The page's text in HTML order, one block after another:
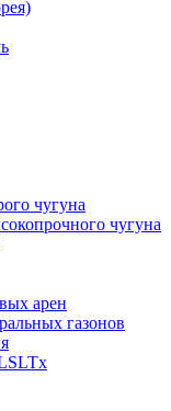
чугуна
чугуна
арен
газонов